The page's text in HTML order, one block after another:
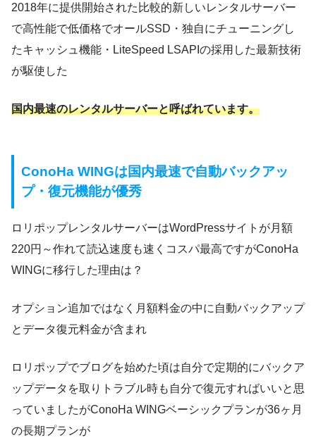
2018年に提供開始された比較的新しいレンタルサーバー
で高性能で低価格でオールSSD・独自にチューニングし
たキャッシュ機能・LiteSpeed LSAPIの採用した最新技術
が駆使した
国内最速のレンタルサーバーと呼ばれています。
ConoHa WINGは国内最速で自動バックアッ
プ・復元機能が優秀
ロリポップレンタルサーバーはWordPressサイトが月額
220円～作れて読込速度も速くコスパ最高ですがConoHa
WINGに移行した理由は？
オプション追加ではなく月額料金の中に自動バックアップ
とデータ復元料金が含まれ
ロリポップでブログを始めた頃は自分で定期的にバックア
ップデータを取りトラブル時も自分で復元すればいいと思
っていましたがConoHa WINGベーシックプランが36ヶ月
の長期プランが